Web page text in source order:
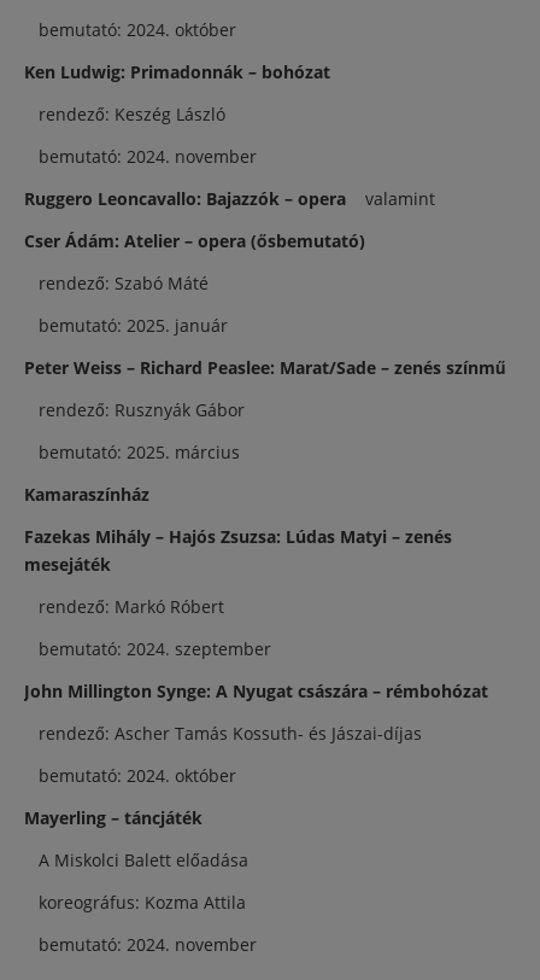
bemutató: 2024. október
Ken Ludwig: Primadonnák – bohózat
rendező: Keszég László
bemutató: 2024. november
Ruggero Leoncavallo: Bajazzók – opera
valamint
Cser Ádám: Atelier – opera (ősbemutató)
rendező: Szabó Máté
bemutató: 2025. január
Peter Weiss – Richard Peaslee: Marat/Sade – zenés színmű
rendező: Rusznyák Gábor
bemutató: 2025. március
Kamaraszínház
Fazekas Mihály – Hajós Zsuzsa: Lúdas Matyi – zenés
mesejáték
rendező: Markó Róbert
bemutató: 2024. szeptember
John Millington Synge: A Nyugat császára – rémbohózat
rendező: Ascher Tamás Kossuth- és Jászai-díjas
bemutató: 2024. október
Mayerling – táncjáték
A Miskolci Balett előadása
koreográfus: Kozma Attila
bemutató: 2024. november